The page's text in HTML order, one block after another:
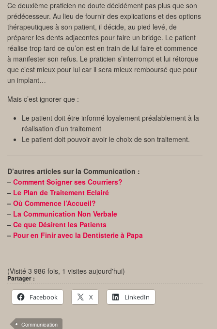
Ce deuxième praticien ne doute décidément pas plus que son
prédécesseur. Au lieu de fournir des explications et des options
thérapeutiques à son patient, il décide, au pied levé, de
préparer les dents adjacentes pour faire un bridge. Le patient
réalise trop tard ce qu’on est en train de lui faire et commence
à manifester son refus. Le praticien s’interrompt et lui rétorque
que c’est mieux pour lui car il sera mieux remboursé que pour
un implant…
Mais c’est ignorer que :
Le patient doit être informé loyalement préalablement à la
réalisation d’un traitement
Le patient doit pouvoir avoir le choix de son traitement.
D’autres articles sur la Communication :
– Comment Soigner ses Courriers?
– Le Plan de Traitement Eclairé
– Où Commence l’Accueil?
– La Communication Non Verbale
– Ce que Désirent les Patients
– Pour en Finir avec la Dentisterie à Papa
(Visité 3 986 fois, 1 visites aujourd'hui)
Partager :
Facebook X LinkedIn
Communication